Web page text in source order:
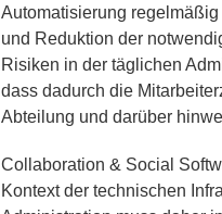
Automatisierung
und Reduktion der
Risiken in der täglichen
dass dadurch die
Abteilung und darüber
Collaboration & Social
Kontext der technischen